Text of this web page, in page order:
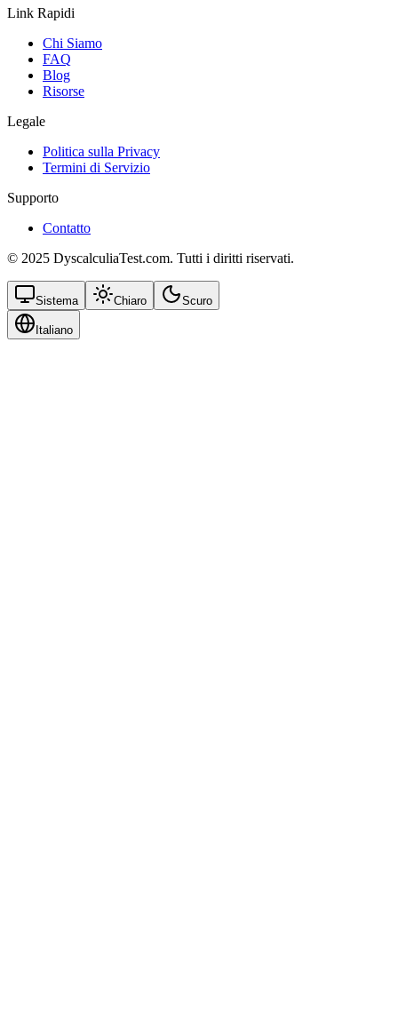
Link Rapidi
Chi Siamo
FAQ
Blog
Risorse
Legale
Politica sulla Privacy
Termini di Servizio
Supporto
Contatto
© 2025 DyscalculiaTest.com. Tutti i diritti riservati.
Sistema Chiaro Scuro
Italiano